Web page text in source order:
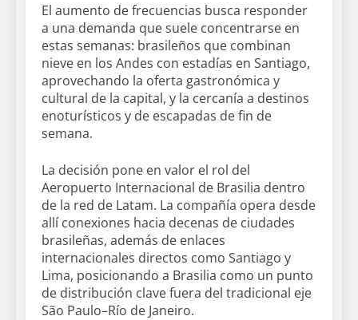
El aumento de frecuencias busca responder
a una demanda que suele concentrarse en
estas semanas: brasileños que combinan
nieve en los Andes con estadías en Santiago,
aprovechando la oferta gastronómica y
cultural de la capital, y la cercanía a destinos
enoturísticos y de escapadas de fin de
semana.
La decisión pone en valor el rol del
Aeropuerto Internacional de Brasilia dentro
de la red de Latam. La compañía opera desde
allí conexiones hacia decenas de ciudades
brasileñas, además de enlaces
internacionales directos como Santiago y
Lima, posicionando a Brasilia como un punto
de distribución clave fuera del tradicional eje
São Paulo–Río de Janeiro.